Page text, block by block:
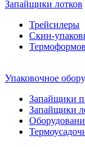
Запайщики лотков
Трейсилеры
Скин-
Упаковочное
Запайщики
Запайщики